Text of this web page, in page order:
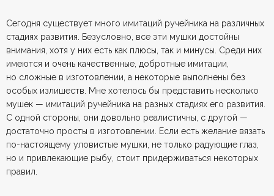
Сегодня существует много имитаций ручейника на различных
стадиях развития. Безусловно, все эти мушки достойны
внимания, хотя у них есть как плюсы, так и минусы. Среди них
имеются и очень качественные, добротные имитации,
но сложные в изготовлении, а некоторые выполнены без
особых излишеств. Мне хотелось бы представить несколько
мушек — имитаций ручейника на разных стадиях его развития.
С одной стороны, они довольно реалистичны, с другой —
достаточно просты в изготовлении. Если есть желание вязать
по-настоящему уловистые мушки, не только радующие глаз,
но и привлекающие рыбу, стоит придерживаться некоторых
правил.